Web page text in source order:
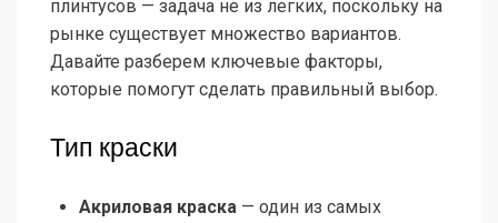
плинтусов — задача не из легких, поскольку на
рынке существует множество вариантов.
Давайте разберем ключевые факторы,
которые помогут сделать правильный выбор.
Тип краски
Акриловая краска — один из самых